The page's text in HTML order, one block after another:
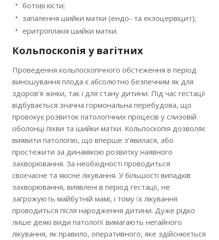
ботові кісти;
запалення шийки матки (ендо- та екзоцервіцит);
еритроплакія шийки матки.
Кольпоскопія у вагітних
Проведення кольпоскопічного обстеження в період
виношування плода є абсолютно безпечним як для
здоров’я жінки, так і для стану дитини. Під час гестації
відбувається значна гормональна перебудова, що
провокує розвиток патологічних процесів у слизовій
оболонці піхви та шийки матки. Кольпоскопія дозволяє
виявити патологію, що вперше з’явилася, або
простежити за динамікою розвитку наявного
захворювання. За необхідності проводиться
своєчасне та якісне лікування. У більшості випадків
захворювання, виявлені в період гестації, не
загрожують майбутній мамі, і тому їх лікування
проводиться після народження дитини. Дуже рідко
лише деякі види патології вимагають негайного
лікування, як правило, оперативного, яке здійснюється